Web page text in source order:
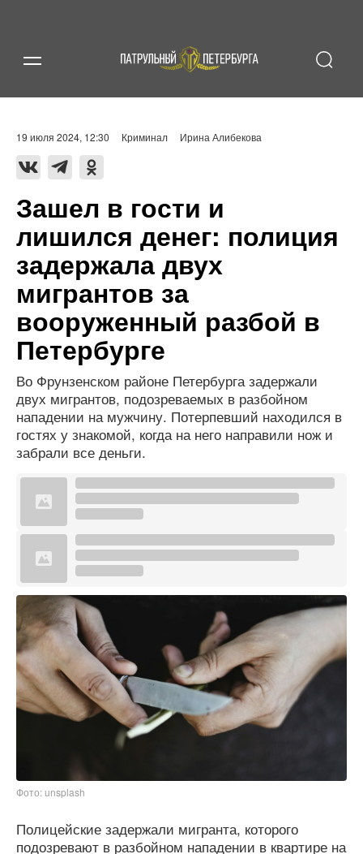
19 июля 2024, 12:30 Криминал Ирина Алибекова
Зашел в гости и
лишился денег: полиция
задержала двух
мигрантов за
вооруженный разбой в
Петербурге
Во Фрунзенском районе Петербурга задержали
двух мигрантов, подозреваемых в разбойном
нападении на мужчину. Потерпевший находился в
гостях у знакомой, когда на него направили нож и
забрали все деньги.
Фото: unsplash
Полицейские задержали мигранта, которого
подозревают в разбойном нападении в квартире на